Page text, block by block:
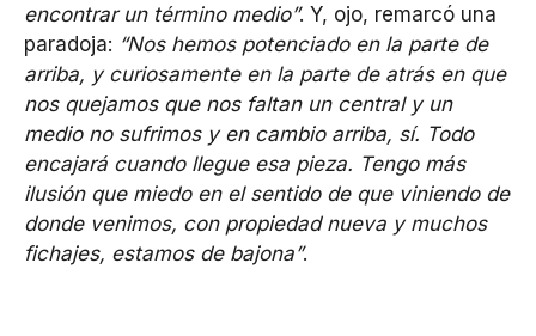
encontrar un término medio”. Y, ojo, remarcó una
paradoja: “Nos hemos potenciado en la parte de
arriba, y curiosamente en la parte de atrás en que
nos quejamos que nos faltan un central y un
medio no sufrimos y en cambio arriba, sí. Todo
encajará cuando llegue esa pieza. Tengo más
ilusión que miedo en el sentido de que viniendo de
donde venimos, con propiedad nueva y muchos
fichajes, estamos de bajona”.